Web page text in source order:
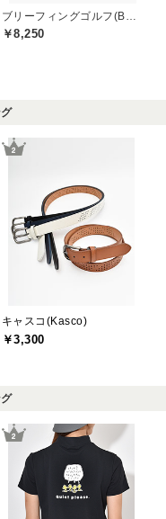
￥8,250
キャスコ(Kasco)
￥3,300